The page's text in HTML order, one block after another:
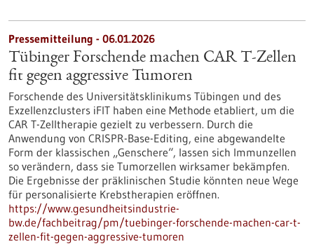
Pressemitteilung - 06.01.2026
Tübinger Forschende machen CAR T-Zellen
fit gegen aggressive Tumoren
Forschende des Universitätsklinikums Tübingen und des
Exzellenzclusters iFIT haben eine Methode etabliert, um die
CAR T-Zelltherapie gezielt zu verbessern. Durch die
Anwendung von CRISPR-Base-Editing, eine abgewandelte
Form der klassischen „Genschere“, lassen sich Immunzellen
so verändern, dass sie Tumorzellen wirksamer bekämpfen.
Die Ergebnisse der präklinischen Studie könnten neue Wege
für personalisierte Krebstherapien eröffnen.
https://www.gesundheitsindustrie-
bw.de/fachbeitrag/pm/tuebinger-forschende-machen-car-t-
zellen-fit-gegen-aggressive-tumoren